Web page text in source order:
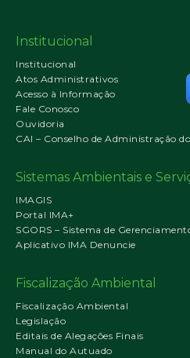
Institucional
Institucional
Atos Administrativos
Acesso à Informação
Fale Conosco
Ouvidoria
CAI – Conselho de Administração
Sistemas Ambientais e
IMAGIS
Portal IMA+
SGORS – Sistema de
Aplicativo IMA Denuncie
Fiscalização Ambiental
Fiscalização Ambiental
Legislação
Editais de Alegações Finais
Manual do Autuado